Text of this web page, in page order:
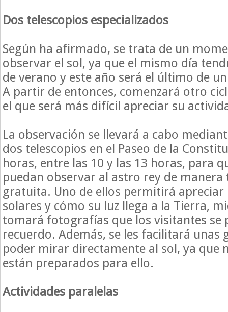
Dos telescopios especializados
Según ha afirmado, se trata de un
observar el sol, ya que el mismo día
de verano y este año será el último de
A partir de entonces, comenzará otro
el que será más difícil apreciar su
La observación se llevará a cabo
dos telescopios en el Paseo de la
horas, entre las 10 y las 13 horas, para
puedan observar al astro rey de
gratuita. Uno de ellos permitirá apreciar
solares y cómo su luz llega a la Tierra,
tomará fotografías que los visitantes se
recuerdo. Además, se les facilitará unas
poder mirar directamente al sol, ya que
están preparados para ello.
Actividades paralelas